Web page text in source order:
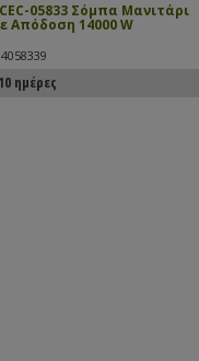
05833 Σόμπα Μανιτάρι
Απόδοση 14000 W
ημέρες